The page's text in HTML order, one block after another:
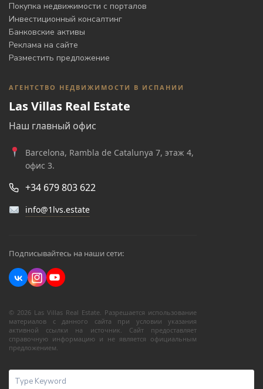
Покупка недвижимости с порталов
Инвестиционный консалтинг
Банковские активы
Реклама на сайте
Разместить предложение
АГЕНТСТВО НЕДВИЖИМОСТИ В ИСПАНИИ
Las Villas Real Estate
Наш главный офис
Barcelona, Rambla de Catalunya 7, этаж 4,
офис 3.
+34 679 803 622
info@1lvs.estate
Подписывайтесь на наши сети:
© 2026 Las Villas Real Estate. Разрешается использование
материалов с данного сайта при условии указания
активной ссылки на источник. Сайт предоставляет
справочную информацию и не является официальным
предложением.